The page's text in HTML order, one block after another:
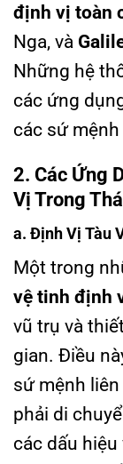
định vị toàn
Nga, và
Những hệ
các ứng
các sứ
2. Các Ứng
Vị Trong
a. Định Vị Tàu
Một trong
vệ tinh định
vũ trụ và
gian. Điều
sứ mệnh
phải di
các dấu